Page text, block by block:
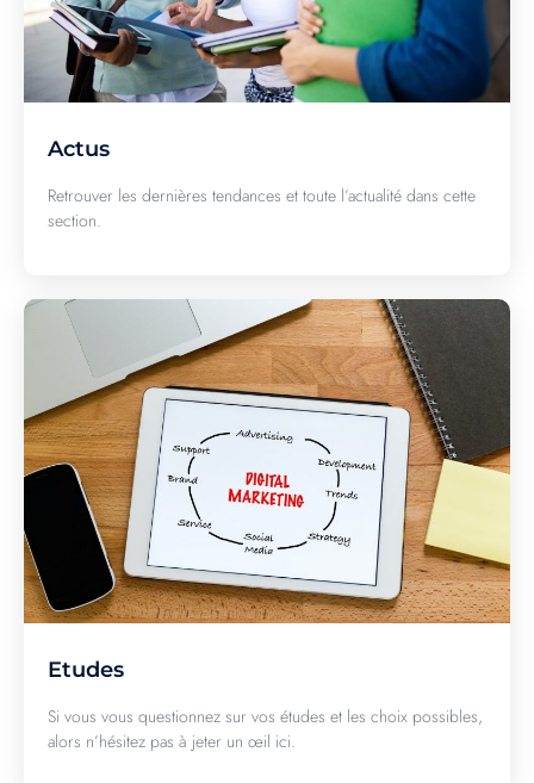
Actus
Retrouver les dernières tendances et toute l’actualité dans cette
section.
Etudes
Si vous vous questionnez sur vos études et les choix possibles,
alors n’hésitez pas à jeter un œil ici.